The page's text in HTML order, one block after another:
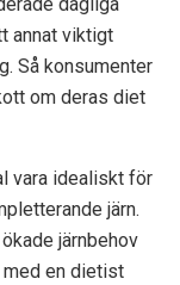
dagliga
annat viktigt
Så konsumenter
om deras diet
vara idealiskt för
järn.
järnbehov
en dietist